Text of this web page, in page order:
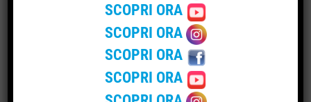
Naclerio Imbottiti non si limita alla creazione di nuovi
arredi, ma offre anche un servizio di rifacimento
nuova vita ai pezzi esistenti.
SCOPRI ORA
SCOPRI ORA
SCOPRI ORA
SCOPRI ORA